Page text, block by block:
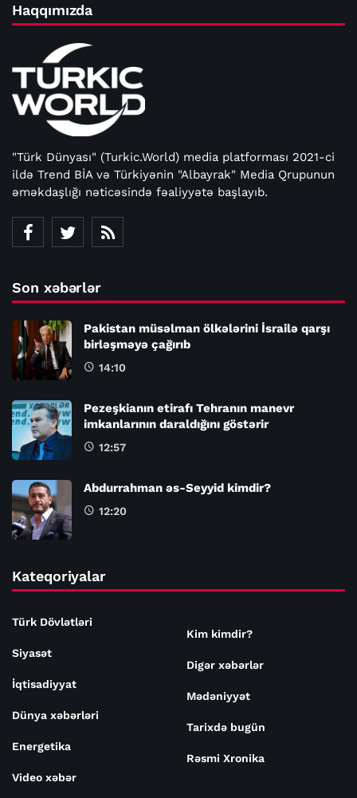
Haqqımızda
"Türk Dünyası" (Turkic.World) media platforması 2021-ci
ildə Trend BİA və Türkiyənin "Albayrak" Media Qrupunun
əməkdaşlığı nəticəsində fəaliyyətə başlayıb.
Son xəbərlər
Pakistan müsəlman ölkələrini İsrailə qarşı
birləşməyə çağırıb
14:10
Pezeşkianın etirafı Tehranın manevr
imkanlarının daraldığını göstərir
12:57
Abdurrahman əs-Seyyid kimdir?
12:20
Kateqoriyalar
Türk Dövlətləri
Siyasət
İqtisadiyyat
Dünya xəbərləri
Energetika
Video xəbər
Kim kimdir?
Digər xəbərlər
Mədəniyyət
Tarixdə bugün
Rəsmi Xronika